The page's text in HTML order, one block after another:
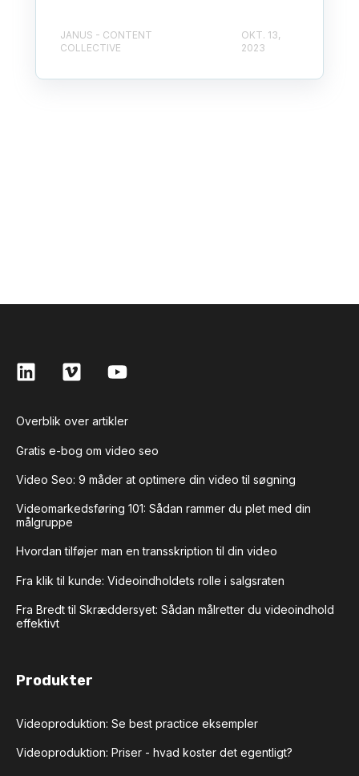
JANUS - CONTENT
COLLECTIVE
OKT. 13,
2023
Overblik over artikler
Gratis e-bog om video seo
Video Seo: 9 måder at optimere din video til søgning
Videomarkedsføring 101: Sådan rammer du plet med din
målgruppe
Hvordan tilføjer man en transskription til din video
Fra klik til kunde: Videoindholdets rolle i salgsraten
Fra Bredt til Skræddersyet: Sådan målretter du videoindhold
effektivt
Produkter
Videoproduktion: Se best practice eksempler
Videoproduktion: Priser - hvad koster det egentligt?